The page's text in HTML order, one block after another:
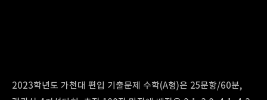
2023학년도 가천대 편입 기출문제 수학(A형)은 25문항/60분,